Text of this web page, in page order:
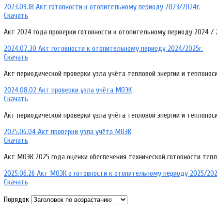
2023.09.18 Акт готовности к отопительному периоду 2023/2024г.
Скачать
Акт 2024 года проверки готовности к отопительному периоду 2024 /
2024.07.30 Акт готовности к отопительному периоду 2024/2025г.
Скачать
Акт периодической проверки узла учёта тепловой энергии и
2024.08.02 Акт проверки узла учёта МОЭК
Скачать
Акт периодической проверки узла учёта тепловой энергии и
2025.06.04 Акт проверки узла учёта МОЭК
Скачать
Акт МОЭК 2025 года оценки обеспечения технической готовности
2025.06.26 Акт МОЭК о готовности к отопительному периоду 2025/
Скачать
Порядок